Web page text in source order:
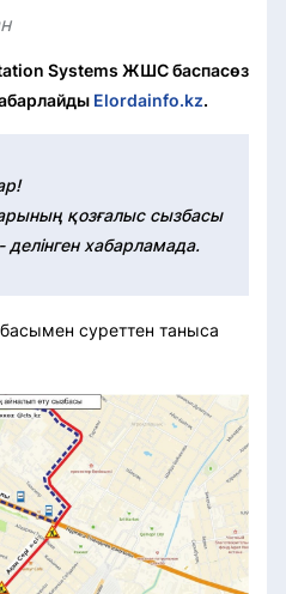
Systems ЖШС баспасөз
Elordainfo.kz.
қозғалыс сызбасы
делінген хабарламада.
суреттен таныса